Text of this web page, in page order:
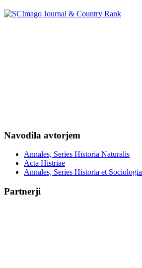
Navodila avtorjem
Annales, Series Historia Naturalis
Acta Histriae
Annales, Series Historia et Sociologia
Partnerji